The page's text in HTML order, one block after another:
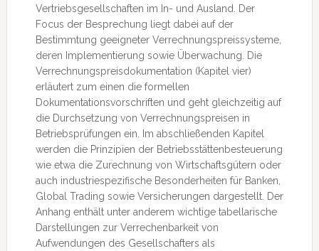
Vertriebsgesellschaften im In- und Ausland. Der
Focus der Besprechung liegt dabei auf der
Bestimmtung geeigneter Verrechnungspreissysteme,
deren Implementierung sowie Überwachung. Die
Verrechnungspreisdokumentation (Kapitel vier)
erläutert zum einen die formellen
Dokumentationsvorschriften und geht gleichzeitig auf
die Durchsetzung von Verrechnungspreisen in
Betriebsprüfungen ein. Im abschließenden Kapitel
werden die Prinzipien der Betriebsstättenbesteuerung
wie etwa die Zurechnung von Wirtschaftsgütern oder
auch industriespezifische Besonderheiten für Banken,
Global Trading sowie Versicherungen dargestellt. Der
Anhang enthält unter anderem wichtige tabellarische
Darstellungen zur Verrechenbarkeit von
Aufwendungen des Gesellschafters als